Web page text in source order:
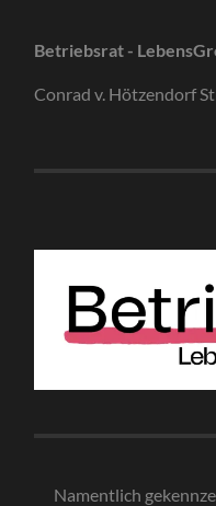
Betriebsrat -
Conrad v. Hötzendorf
Namentlich